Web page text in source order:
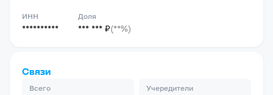
ИНН
**********
Доля
*** *** ₽(**%)
Связи
Всего Учередители